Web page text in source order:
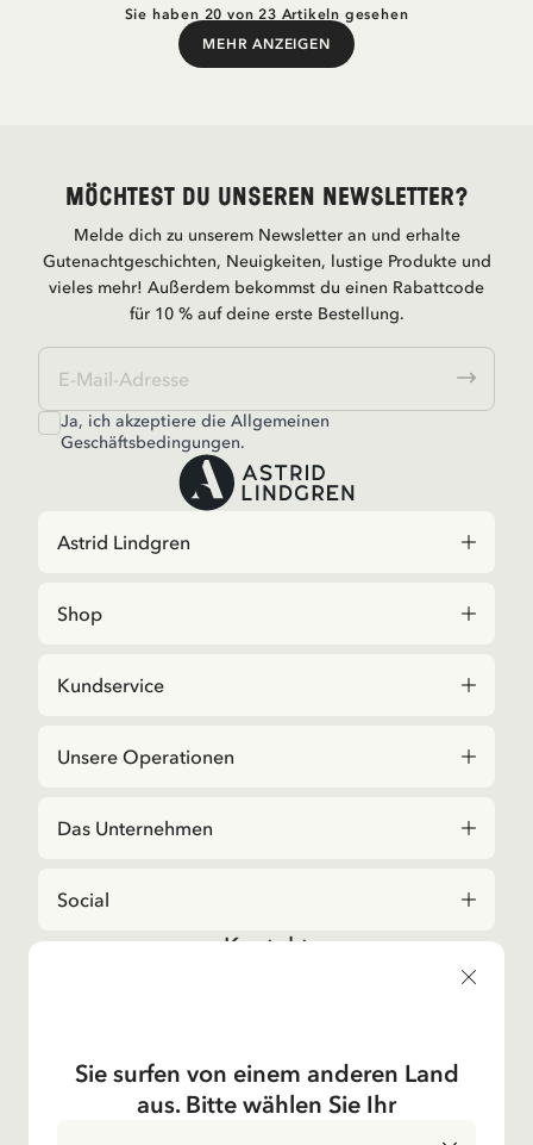
Sie haben 20 von 23 Artikeln gesehen
MEHR ANZEIGEN
Mehr anzeigen
Möchtest du unseren Newsletter?
Melde dich zu unserem Newsletter an und erhalte
Gutenachtgeschichten, Neuigkeiten, lustige Produkte und
vieles mehr! Außerdem bekommst du einen Rabattcode
für 10 % auf deine erste Bestellung.
Ja, ich akzeptiere dieAllgemeinen
Geschäftsbedingungen.
Astrid Lindgren
Shop
Kundservice
Unsere Operationen
Das Unternehmen
Social
Kontakt
Bei Fragen zu Bestellungen und zum Sortiment,
shop@astridlindgren.com
Wenn Sie Kontakt zu einem Mitarbeitenden des
Sie surfen von einem anderen Land
aus. Bitte wählen Sie Ihr